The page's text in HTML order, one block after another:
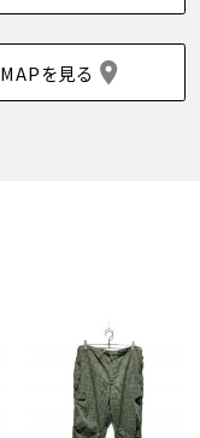
MAPを見る